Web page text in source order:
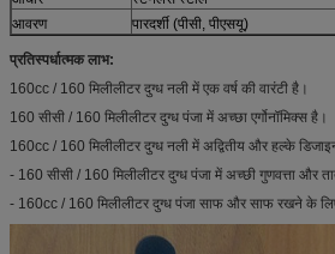
आवरण
पारदर्शी (पीसी, पीएसयू)
प्रतिस्पर्धात्मक लाभ:
160cc / 160 मिलीलीटर दुग्ध नली में एक वर्ष की वारंटी है।
160 सीसी / 160 मिलीलीटर दुग्ध पंजा में अच्छा एर्गोनॉमिक्स है।
160cc / 160 मिलीलीटर दुग्ध नली में अद्वितीय और हल्के
- 160 सीसी / 160 मिलीलीटर दुग्ध पंजा में अच्छी गुणवत्ता और
- 160cc / 160 मिलीलीटर दुग्ध पंजा साफ और साफ रखने के